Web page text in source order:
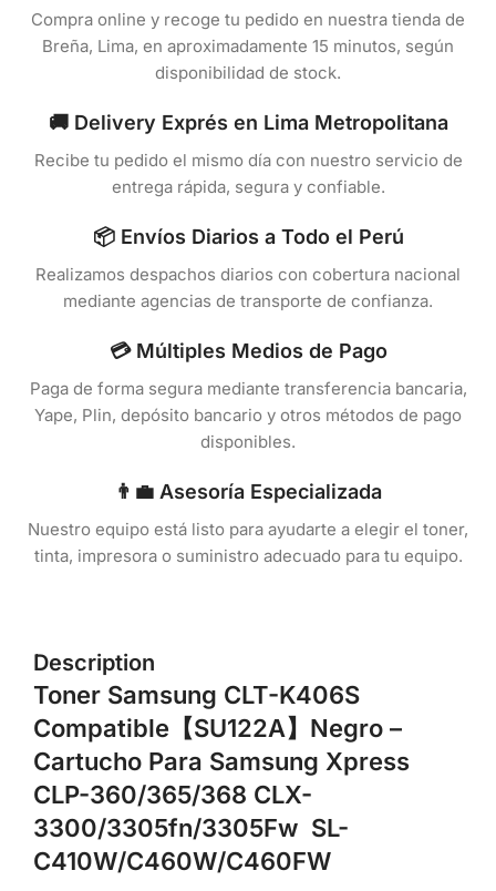
Compra online y recoge tu pedido en nuestra tienda de
Breña, Lima, en aproximadamente 15 minutos, según
disponibilidad de stock.
🚚 Delivery Exprés en Lima Metropolitana
Recibe tu pedido el mismo día con nuestro servicio de
entrega rápida, segura y confiable.
📦 Envíos Diarios a Todo el Perú
Realizamos despachos diarios con cobertura nacional
mediante agencias de transporte de confianza.
💳 Múltiples Medios de Pago
Paga de forma segura mediante transferencia bancaria,
Yape, Plin, depósito bancario y otros métodos de pago
disponibles.
👨‍💼 Asesoría Especializada
Nuestro equipo está listo para ayudarte a elegir el toner,
tinta, impresora o suministro adecuado para tu equipo.
Description
Toner Samsung CLT-K406S
Compatible 【SU122A】 Negro –
Cartucho Para Samsung Xpress
CLP-360/365/368 CLX-
3300/3305fn/3305Fw SL-
C410W/C460W/C460FW